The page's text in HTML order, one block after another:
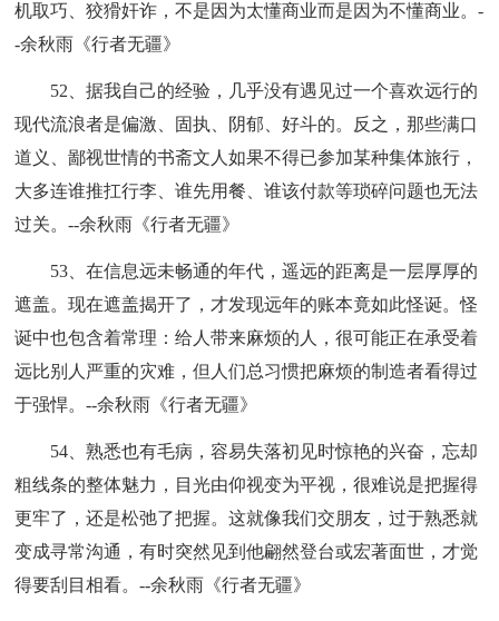
机取巧、狡猾奸诈，不是因为太懂商业而是因为不懂商业。-
-余秋雨《行者无疆》
52、据我自己的经验，几乎没有遇见过一个喜欢远行的
现代流浪者是偏激、固执、阴郁、好斗的。反之，那些满口
道义、鄙视世情的书斋文人如果不得已参加某种集体旅行，
大多连谁推扛行李、谁先用餐、谁该付款等琐碎问题也无法
过关。--余秋雨《行者无疆》
53、在信息远未畅通的年代，遥远的距离是一层厚厚的
遮盖。现在遮盖揭开了，才发现远年的账本竟如此怪诞。怪
诞中也包含着常理：给人带来麻烦的人，很可能正在承受着
远比别人严重的灾难，但人们总习惯把麻烦的制造者看得过
于强悍。--余秋雨《行者无疆》
54、熟悉也有毛病，容易失落初见时惊艳的兴奋，忘却
粗线条的整体魅力，目光由仰视变为平视，很难说是把握得
更牢了，还是松弛了把握。这就像我们交朋友，过于熟悉就
变成寻常沟通，有时突然见到他翩然登台或宏著面世，才觉
得要刮目相看。--余秋雨《行者无疆》